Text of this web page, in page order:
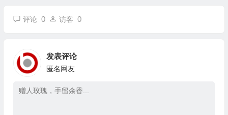
评论 0 访客 0
发表评论
匿名网友